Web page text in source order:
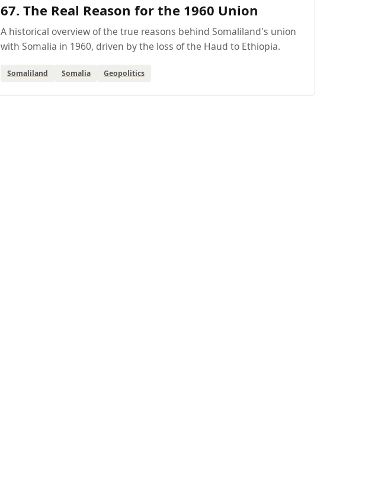
67. The Real Reason for the 1960 Union
A historical overview of the true reasons behind Somaliland's union
with Somalia in 1960, driven by the loss of the Haud to Ethiopia.
Somaliland Somalia Geopolitics